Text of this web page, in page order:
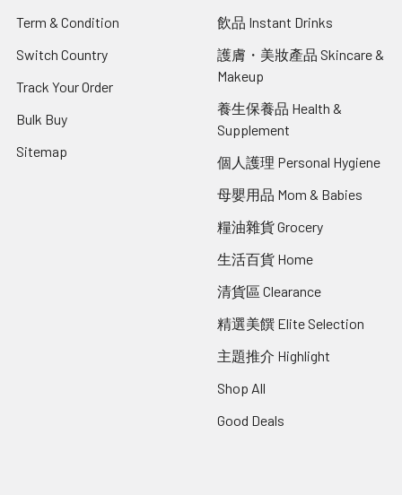
Term & Condition
Switch Country
Track Your Order
Bulk Buy
Sitemap
飲品 Instant Drinks
護膚・美妝產品 Skincare &
Makeup
養生保養品 Health &
Supplement
個人護理 Personal Hygiene
母嬰用品 Mom & Babies
糧油雜貨 Grocery
生活百貨 Home
清貨區 Clearance
精選美饌 Elite Selection
主題推介 Highlight
Shop All
Good Deals